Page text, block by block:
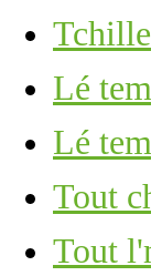
Lé
Lé
Tout
Tout